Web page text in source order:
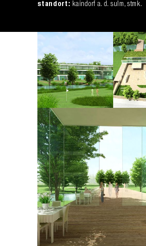
standort: kaindorf a. d. sulm, stmk.